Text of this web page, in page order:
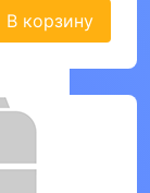
В корзину